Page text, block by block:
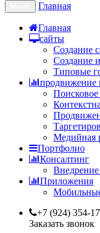
Главная
Главная
сайты
Создание
Создание
Типовые
продвижение
Медийная
Портфолио
Консалтинг
Приложения
+7 (924) 354-
Заказать звонок